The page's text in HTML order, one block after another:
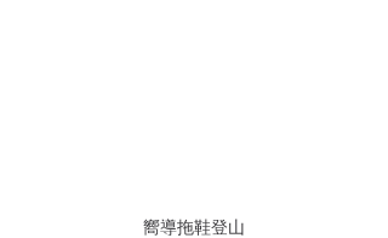
嚮導拖鞋登山